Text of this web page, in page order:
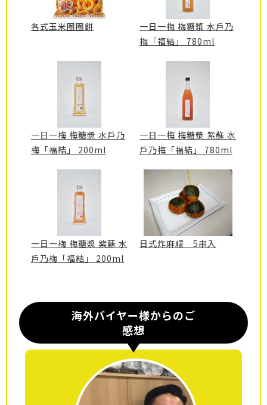
各式玉米圈圈餅
一日一梅 梅糖漿 水戶乃
梅「福結」 780ml
一日一梅 梅糖漿 水戶乃
梅「福結」 200ml
一日一梅 梅糖漿 紫蘇 水
戶乃梅「福結」 780ml
一日一梅 梅糖漿 紫蘇 水
戶乃梅「福結」 200ml
日式炸麻糬 5串入
海外バイヤー様からのご
感想